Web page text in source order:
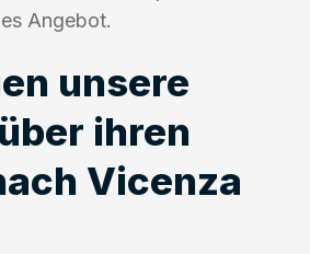
Angebot.
unsere
ihren
Vicenza